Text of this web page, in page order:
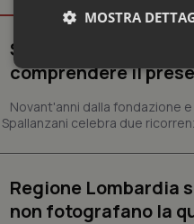
Settimana della
comprendere il
Novant'anni dalla fondazione
celebra due
Regione Lombardia
non fotografano la
MOSTRA